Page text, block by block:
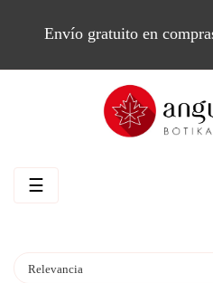
Envío gratuito en
Navegación
☰
Relevancia